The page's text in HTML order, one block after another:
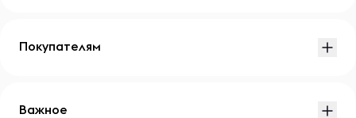
Покупателям
Важное